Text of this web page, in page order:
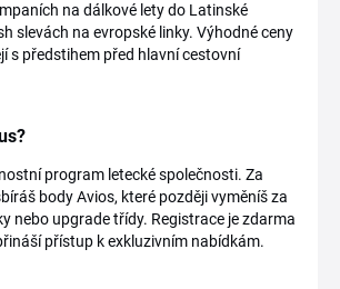
na dálkové lety do Latinské
slevách na evropské linky. Výhodné ceny
s předstihem před hlavní cestovní
program letecké společnosti. Za
body Avios, které později vyměníš za
nebo upgrade třídy. Registrace je zdarma
přístup k exkluzivním nabídkám.